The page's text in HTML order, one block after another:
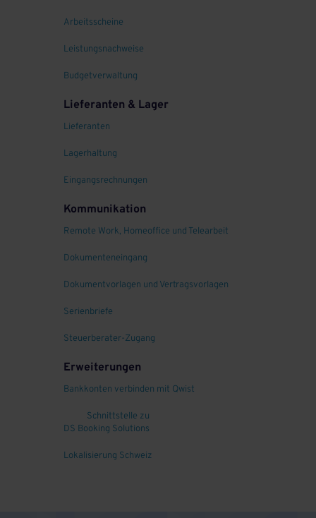
Arbeitsscheine
Leistungsnachweise
Budgetverwaltung
Lieferanten & Lager
Lieferanten
Lagerhaltung
Eingangsrechnungen
Kommunikation
Remote Work, Homeoffice und Telearbeit
Dokumenteneingang
Dokumentvorlagen und Vertragsvorlagen
Serienbriefe
Steuerberater-Zugang
Erweiterungen
Bankkonten verbinden mit Qwist
Schnittstelle zu
DS Booking Solutions
Lokalisierung Schweiz